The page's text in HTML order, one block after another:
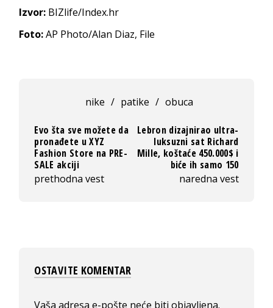
Izvor: BIZlife/Index.hr
Foto:AP Photo/Alan Diaz, File
nike / patike / obuca
Evo šta sve možete da
pronađete u XYZ
Fashion Store na PRE-
SALE akciji
prethodna vest
Lebron dizajnirao ultra-
luksuzni sat Richard
Mille, koštaće 450.000$ i
biće ih samo 150
naredna vest
OSTAVITE KOMENTAR
Vaša adresa e-pošte neće biti objavljena.